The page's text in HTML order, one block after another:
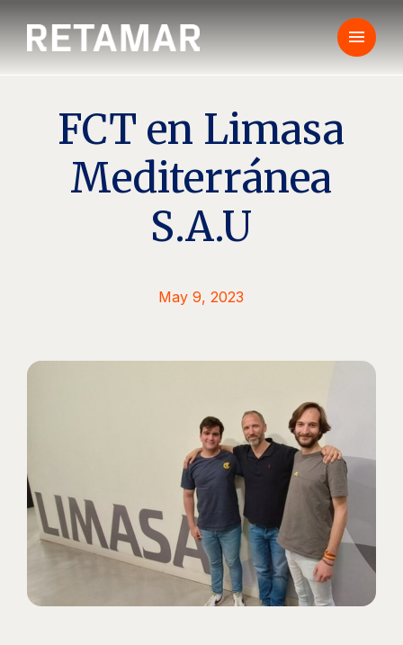
menu
FCT en Limasa
Mediterránea
S.A.U
May 9, 2023